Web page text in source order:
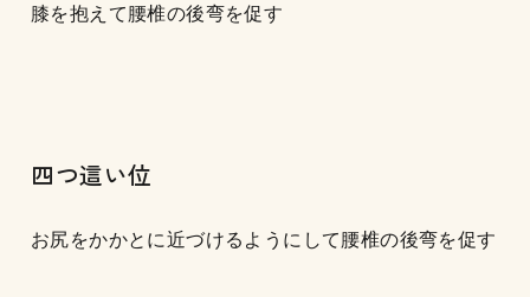
膝を抱えて腰椎の後弯を促す
四つ這い位
お尻をかかとに近づけるようにして腰椎の後弯を促す